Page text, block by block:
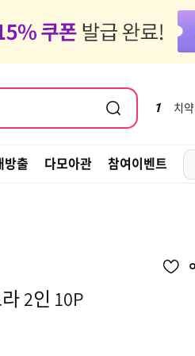
1 치약
방출 다모아관 참여이벤트
2인 10P